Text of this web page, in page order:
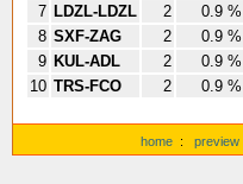
7 LDZL-LDZL 2
0.9 %
8 SXF-ZAG 2
0.9 %
9 KUL-ADL 2
0.9 %
10 TRS-FCO 2 0.9 %
home : preview